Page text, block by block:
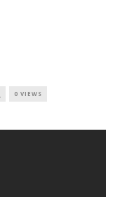
0 VIEWS